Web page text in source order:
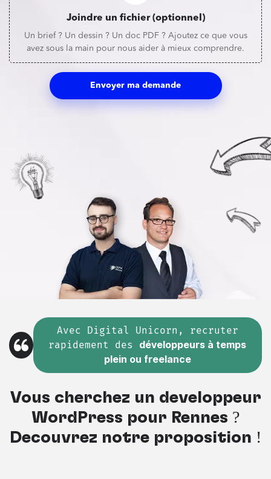
Joindre un fichier (optionnel)
Un brief ? Un dessin ? Un doc PDF ? Ajoutez ce que vous
avez sous la main pour nous aider à mieux comprendre.
Envoyer ma demande
Avec Digital Unicorn, recruter
rapidement des développeurs à temps
plein ou freelance
Vous cherchez un développeur
WordPress pour Rennes ?
Découvrez notre proposition !